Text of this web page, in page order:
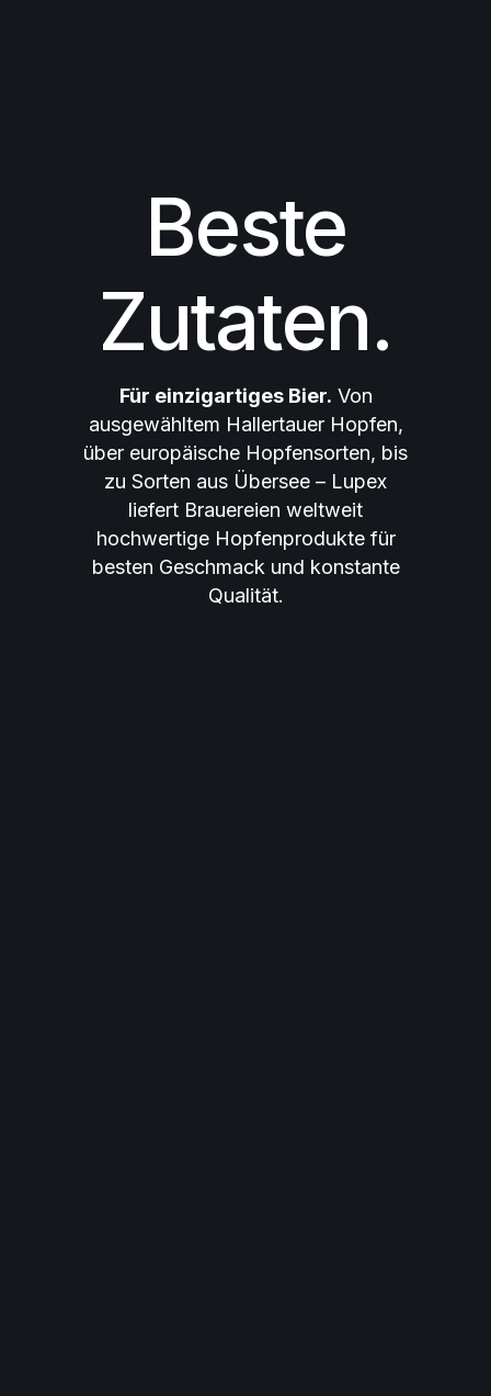
Beste
Zutaten.
Für einzigartiges Bier. Von
ausgewähltem Hallertauer Hopfen,
über europäische Hopfensorten, bis
zu Sorten aus Übersee – Lupex
liefert Brauereien weltweit
hochwertige Hopfenprodukte für
besten Geschmack und konstante
Qualität.